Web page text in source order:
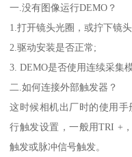
一.没有图像运行DEMO？
1.打开镜头光圈，或拧下镜
2.驱动安装是否正常;
3. DEMO是否使用连续采集模
二.如何连接外部触发器？
这时候相机出厂时的使用
行触发设置，一般用TRI +
触发或脉冲信号触发。